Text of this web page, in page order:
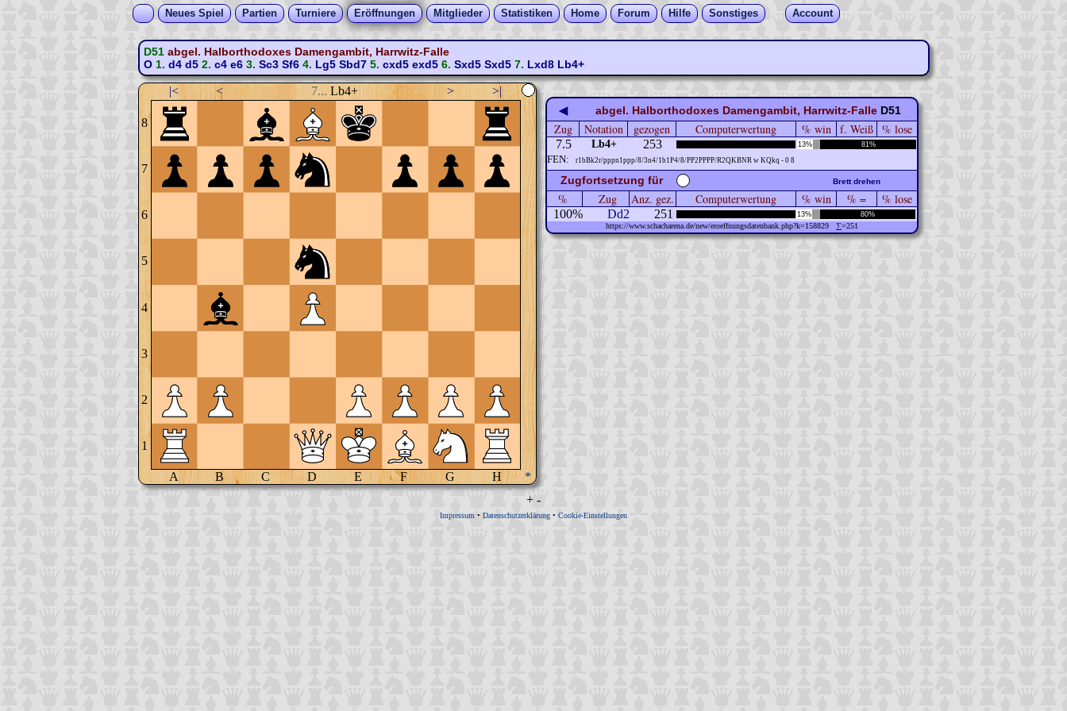
Neues Spiel Partien Turniere Eröffnungen Mitglieder Statistiken Home Forum Hilfe Sonstiges Account
D51 abgel. Halborthodoxes Damengambit, Harrwitz-Falle
O1. d4 d52. c4 e63. Sc3 Sf64. Lg5 Sbd75. cxd5 exd56. Sxd5 Sxd57. Lxd8 Lb4+
|< < 7... Lb4+ > >|
8
7
6
5
4
3
2
1
A B C D E F G H *
◀ abgel. Halborthodoxes Damengambit, Harrwitz-Falle D51
Zug Notation gezogen Computerwertung % win f. Weiß % lose
7.5 Lb4+ 253 13% 81%
FEN: r1bBk2r/pppn1ppp/8/3n4/1b1P4/8/PP2PPPP/R2QKBNR w KQkq - 0 8
Zugfortsetzung für Brett drehen
% Zug Anz. gez. Computerwertung % win % = % lose
100% Dd2 251 13% 80%
https://www.schacharena.de/new/eroeffnungsdatenbank.php?k=158829 ∑=251
+ -
Impressum • Datenschutzerklärung • Cookie-Einstellungen